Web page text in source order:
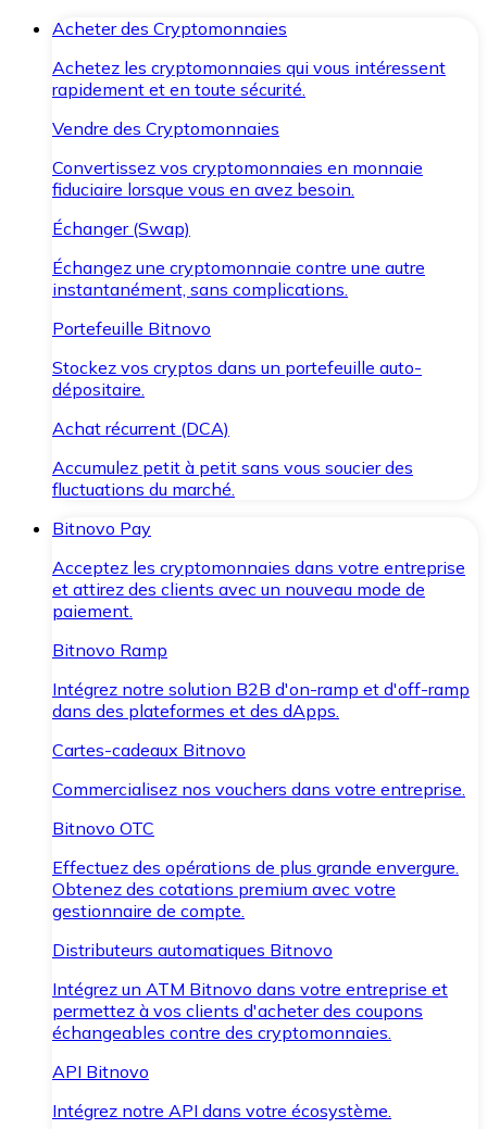
Acheter des Cryptomonnaies
Achetez les cryptomonnaies qui vous intéressent
rapidement et en toute sécurité.
Vendre des Cryptomonnaies
Convertissez vos cryptomonnaies en monnaie
fiduciaire lorsque vous en avez besoin.
Échanger (Swap)
Échangez une cryptomonnaie contre une autre
instantanément, sans complications.
Portefeuille Bitnovo
Stockez vos cryptos dans un portefeuille auto-
dépositaire.
Achat récurrent (DCA)
Accumulez petit à petit sans vous soucier des
fluctuations du marché.
Bitnovo Pay
Acceptez les cryptomonnaies dans votre entreprise
et attirez des clients avec un nouveau mode de
paiement.
Bitnovo Ramp
Intégrez notre solution B2B d'on-ramp et d'off-ramp
dans des plateformes et des dApps.
Cartes-cadeaux Bitnovo
Commercialisez nos vouchers dans votre entreprise.
Bitnovo OTC
Effectuez des opérations de plus grande envergure.
Obtenez des cotations premium avec votre
gestionnaire de compte.
Distributeurs automatiques Bitnovo
Intégrez un ATM Bitnovo dans votre entreprise et
permettez à vos clients d'acheter des coupons
échangeables contre des cryptomonnaies.
API Bitnovo
Intégrez notre API dans votre écosystème.